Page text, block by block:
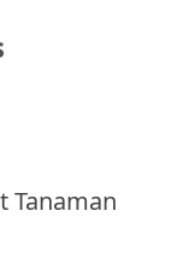
Tanaman